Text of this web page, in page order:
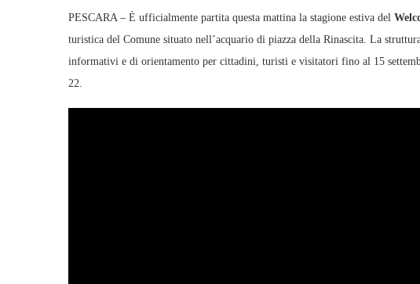
PESCARA – È ufficialmente partita questa mattina la stagione estiva del
turistica del Comune situato nell’acquario di piazza della Rinascita. La
informativi e di orientamento per cittadini, turisti e visitatori fino al 15
22.